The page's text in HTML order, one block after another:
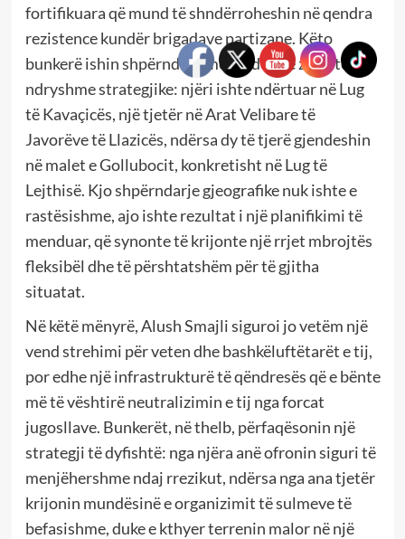
fortifikuara që mund të shndërroheshin në qendra
rezistence kundër brigadave partizane. Këto
bunkerë ishin shpërndarë me kujdes në zona të
ndryshme strategjike: njëri ishte ndërtuar në Lug
të Kavaçicës, një tjetër në Arat Velibare të
Javorëve të Llazicës, ndërsa dy të tjerë gjendeshin
në malet e Gollubocit, konkretisht në Lug të
Lejthisë. Kjo shpërndarje gjeografike nuk ishte e
rastësishme, ajo ishte rezultat i një planifikimi të
menduar, që synonte të krijonte një rrjet mbrojtës
fleksibël dhe të përshtatshëm për të gjitha
situatat.
Në këtë mënyrë, Alush Smajli siguroi jo vetëm një
vend strehimi për veten dhe bashkëluftëtarët e tij,
por edhe një infrastrukturë të qëndresës që e bënte
më të vështirë neutralizimin e tij nga forcat
jugosllave. Bunkerët, në thelb, përfaqësonin një
strategji të dyfishtë: nga njëra anë ofronin siguri të
menjëhershme ndaj rrezikut, ndërsa nga ana tjetër
krijonin mundësinë e organizimit të sulmeve të
befasishme, duke e kthyer terrenin malor në një